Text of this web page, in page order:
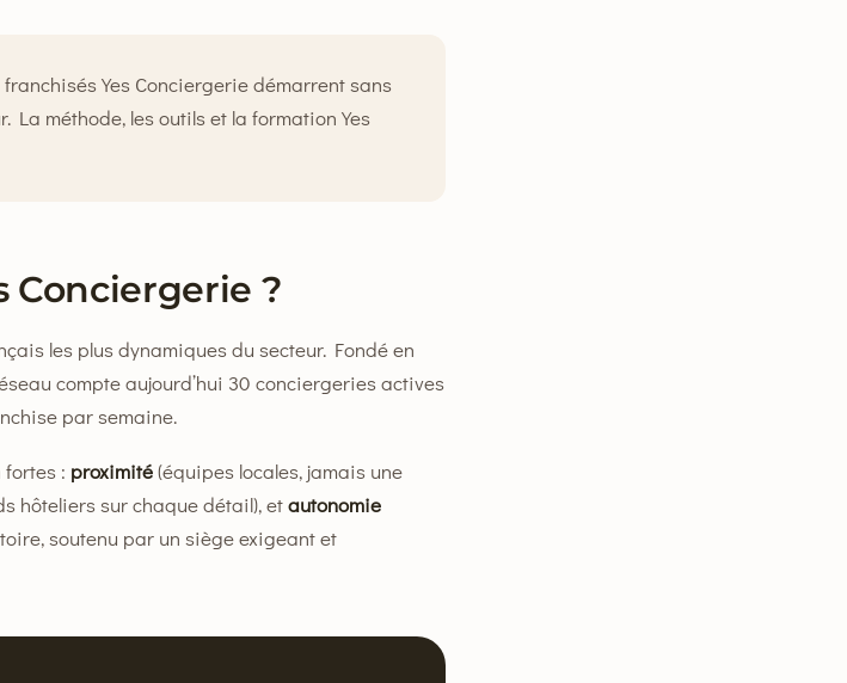
Yes Conciergerie démarrent sans
La méthode, les outils et la formation Yes
Conciergerie ?
les plus dynamiques du secteur. Fondé en
compte aujourd’hui 30 conciergeries actives
par semaine.
fortes : proximité(équipes locales, jamais une
hôteliers sur chaque détail), etautonomie
soutenu par un siège exigeant et